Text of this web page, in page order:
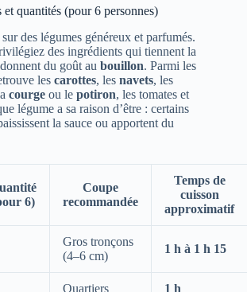
quantités (pour 6 personnes)
des légumes généreux et parfumés.
des ingrédients qui tiennent la
du goût au bouillon. Parmi les
les carottes, les navets, les
courge ou le potiron, les tomates et
légume a sa raison d’être : certains
la sauce ou apportent du
6)
Coupe
recommandée
Temps de
cuisson
approximatif
Gros tronçons
(4–6 cm)
1 h à 1 h 15
Quartiers 1 h